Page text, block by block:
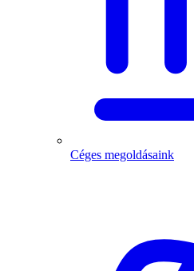
Céges megoldásaink